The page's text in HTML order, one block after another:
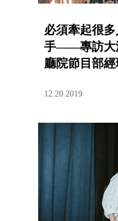
必須牽起很
手——專訪大
廳院節目部
12.20.2019